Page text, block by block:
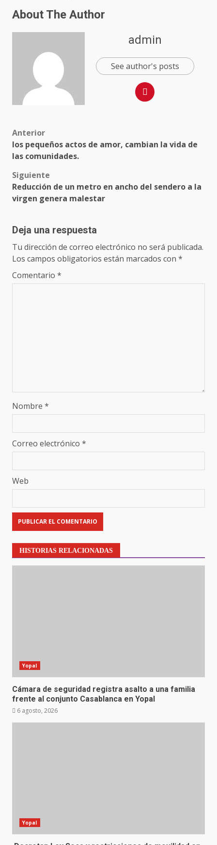
About The Author
admin
See author's posts
Anterior
los pequeños actos de amor, cambian la vida de
las comunidades.
Siguiente
Reducción de un metro en ancho del sendero a la
virgen genera malestar
Deja una respuesta
Tu dirección de correo electrónico no será publicada.
Los campos obligatorios están marcados con *
Comentario *
Nombre *
Correo electrónico *
Web
HISTORIAS RELACIONADAS
Yopal
Cámara de seguridad registra asalto a una familia
frente al conjunto Casablanca en Yopal
6 agosto, 2026
Yopal